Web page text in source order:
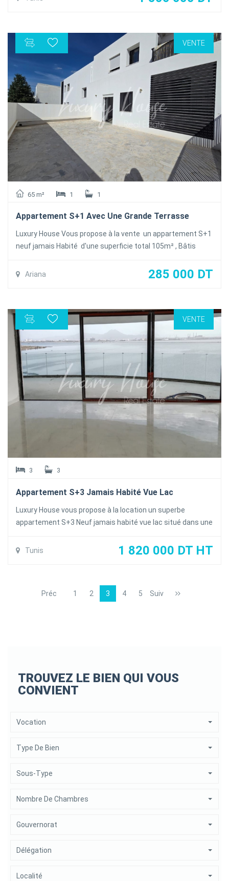
qui donne sur le lac et une salle de bain, on a encore deux
autres chambres qui partage une salle de bain et au sous
sol on un garage privé de 50 m2 ce Triplex se trouve dans
une petite résidence bien gardée
VENTE
65 m² 1 1
Appartement S+1 Avec Une Grande Terrasse
Luxury House Vous propose à la vente un appartement S+1
neuf jamais Habité d'une superficie total 105m² , Bâtis
et sécurisé à la Soukra
une cuisine équipée ouverte sur le salon avec séchoir et une
chambre à coucher avec dressing et salle d'eau avec
douche
l'appartement est dotée de la climatisation en Split et du
chauffage central et une place de parking
Ariana 285 000 DT
VENTE
3 3
Appartement S+3 Jamais Habité Vue Lac
Luxury House vous propose à la location un superbe
appartement S+3 Neuf jamais habité vue lac situé dans une
l'appartement se compose d'un salon une salle à manger
La partie nuit abrités trois suite avec terrasse vue lac
L'appartement est dotée de la climatisation en Split et du
Tunis 1 820 000 DT HT
Préc 1 2 3 4 5 Suiv
TROUVEZ LE BIEN QUI VOUS
CONVIENT
Vocation
Type De Bien
Sous-Type
Nombre De Chambres
Gouvernorat
Délégation
Localité